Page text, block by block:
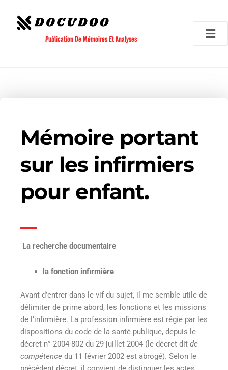
contenu
Publication De Mémoires Et Analyses
Mémoire portant
sur les infirmiers
pour enfant.
La recherche documentaire
la fonction infirmière
Avant d’entrer dans le vif du sujet, il me semble utile de
délimiter de prime abord, les fonctions et les missions
de l’infirmière. La profession infirmière est régie par les
dispositions du code de la santé publique, depuis le
décret n° 2004-802 du 29 juillet 2004 (le décret dit de
compétence du 11 février 2002 est abrogé). Selon le